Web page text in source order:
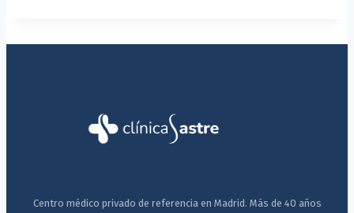
Centro médico privado de referencia en Madrid. Más de 40 años